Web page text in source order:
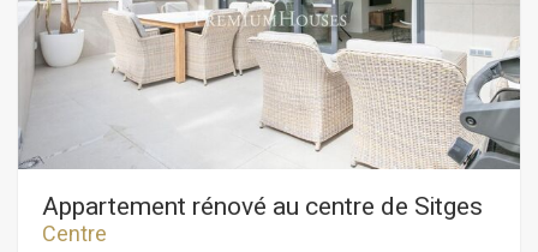
de bain complète cet étage, qui bénéficie également d'une
grande terrasse donnant sur la rue. Au deuxième étage, vous
trouverez une autre chambre double, une salle de bain
complète et une terrasse donnant sur la rue. Au troisième
étage, une grande terrasse orientée ouest offre une vue sur
l'intérieur de l'immeuble. La maison est située en plein centre
de Sitges, dans un quartier prisé pour sa proximité avec les
commerces et services essentiels et la plage.
Appartement rénové au centre de Sitges
Centre